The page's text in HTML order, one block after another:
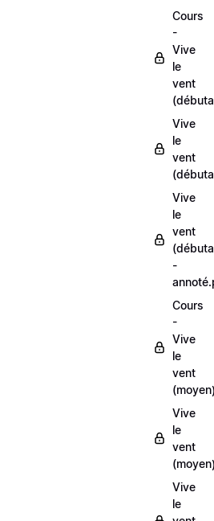
Cours
-
Vive
le
vent
Vive
le
vent
Vive
le
vent
-
Cours
-
Vive
le
vent
Vive
le
vent
Vive
le